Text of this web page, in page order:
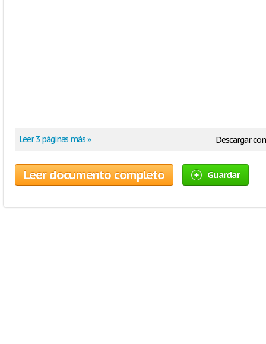
Descargar
Leer 3 páginas más »
Leer documento completo Guardar